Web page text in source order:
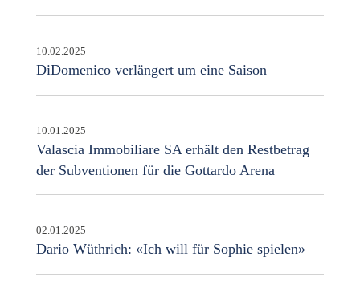
10.02.2025
DiDomenico verlängert um eine Saison
10.01.2025
Valascia Immobiliare SA erhält den Restbetrag
der Subventionen für die Gottardo Arena
02.01.2025
Dario Wüthrich: «Ich will für Sophie spielen»